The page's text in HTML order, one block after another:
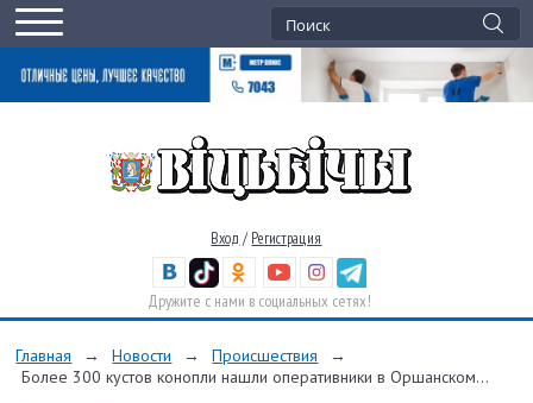
Вход / Регистрация
Дружите с нами в социальных сетях!
Главная → Новости → Происшествия
→
Более 300 кустов конопли нашли оперативники в Оршанском...